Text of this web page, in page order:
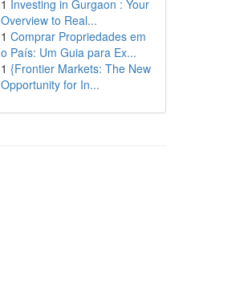
1 Investing in Gurgaon : Your
Overview to Real...
1 Comprar Propriedades em
o País: Um Guia para Ex...
1 {Frontier Markets: The New
Opportunity for In...